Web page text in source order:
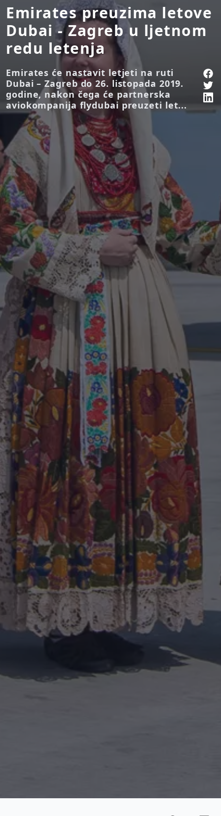
Emirates preuzima letove
Dubai - Zagreb u ljetnom
redu letenja
Emirates će nastavit letjeti na ruti
Dubai – Zagreb do 26. listopada 2019.
godine, nakon čega će partnerska
aviokompanija flydubai preuzeti let...